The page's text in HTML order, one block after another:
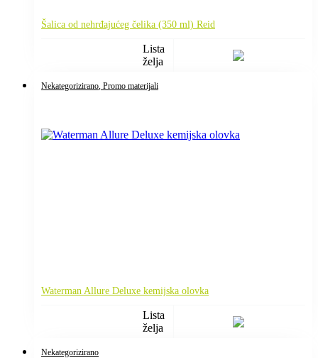
Šalica od nehrđajućeg čelika (350 ml) Reid
Lista
želja
Nekategorizirano , Promo materijali
Waterman Allure Deluxe kemijska olovka
Lista
želja
Nekategorizirano